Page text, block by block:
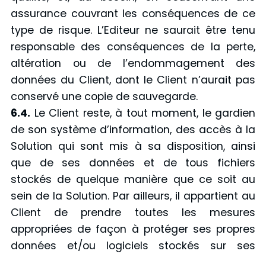
assurance couvrant les conséquences de ce
type de risque. L’Editeur ne saurait être tenu
responsable des conséquences de la perte,
altération ou de l’endommagement des
données du Client, dont le Client n’aurait pas
conservé une copie de sauvegarde.
6.4. Le Client reste, à tout moment, le gardien
de son système d’information, des accès à la
Solution qui sont mis à sa disposition, ainsi
que de ses données et de tous fichiers
stockés de quelque manière que ce soit au
sein de la Solution. Par ailleurs, il appartient au
Client de prendre toutes les mesures
appropriées de façon à protéger ses propres
données et/ou logiciels stockés sur ses